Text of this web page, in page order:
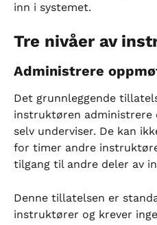
inn i systemet.
Tre nivåer av
Administrere
Det grunnleggende
instruktøren
selv underviser. De kan
for timer andre
tilgang til andre deler av
Denne tillatelsen er
instruktører og krever